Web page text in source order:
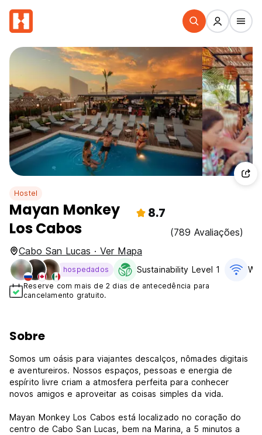
Hostel
Mayan Monkey
Los Cabos
8.7
(789 Avaliações)
Cabo San Lucas · Ver Mapa
hospedados Sustainability Level 1
Reserve com mais de 2 dias de antecedência para
cancelamento gratuito.
Sobre
Somos um oásis para viajantes descalços, nômades digitais
e aventureiros. Nossos espaços, pessoas e energia de
espírito livre criam a atmosfera perfeita para conhecer
novos amigos e aproveitar as coisas simples da vida.
Mayan Monkey Los Cabos está localizado no coração do
centro de Cabo San Lucas, bem na Marina, a 5 minutos a